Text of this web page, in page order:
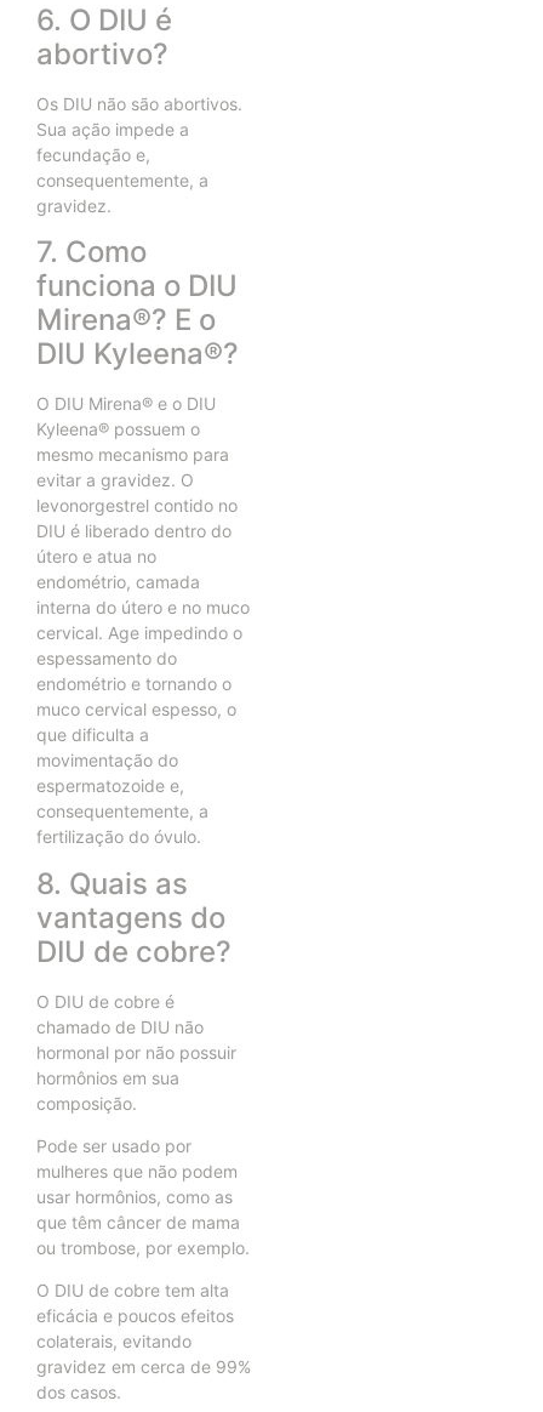
6. O DIU é
abortivo?
Os DIU não são abortivos.
Sua ação impede a
fecundação e,
consequentemente, a
gravidez.
7. Como
funciona o DIU
Mirena®? E o
DIU Kyleena®?
O DIU Mirena® e o DIU
Kyleena® possuem o
mesmo mecanismo para
evitar a gravidez. O
levonorgestrel contido no
DIU é liberado dentro do
útero e atua no
endométrio, camada
interna do útero e no muco
cervical. Age impedindo o
espessamento do
endométrio e tornando o
muco cervical espesso, o
que dificulta a
movimentação do
espermatozoide e,
consequentemente, a
fertilização do óvulo.
8. Quais as
vantagens do
DIU de cobre?
O DIU de cobre é
chamado de DIU não
hormonal por não possuir
hormônios em sua
composição.
Pode ser usado por
mulheres que não podem
usar hormônios, como as
que têm câncer de mama
ou trombose, por exemplo.
O DIU de cobre tem alta
eficácia e poucos efeitos
colaterais, evitando
gravidez em cerca de 99%
dos casos.